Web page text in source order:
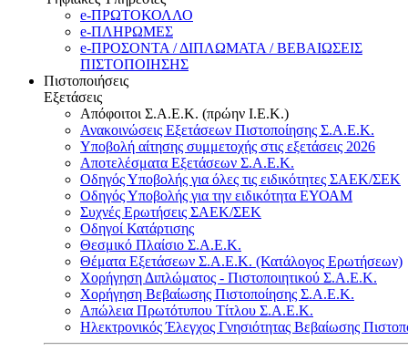
e-ΠΡΩΤΟΚΟΛΛΟ
e-ΠΛΗΡΩΜΕΣ
e-ΠΡΟΣΟΝΤΑ / ΔΙΠΛΩΜΑΤΑ / ΒΕΒΑΙΩΣΕΙΣ
ΠΙΣΤΟΠΟΙΗΣΗΣ
Πιστοποιήσεις
Εξετάσεις
Απόφοιτοι Σ.Α.Ε.Κ. (πρώην Ι.Ε.Κ.)
Ανακοινώσεις Εξετάσεων Πιστοποίησης Σ.Α.Ε.Κ.
Υποβολή αίτησης συμμετοχής στις εξετάσεις 2026
Αποτελέσματα Εξετάσεων Σ.Α.Ε.Κ.
Οδηγός Υποβολής για όλες τις ειδικότητες ΣΑΕΚ/ΣΕΚ
Οδηγός Υποβολής για την ειδικότητα ΕΥΟΑΜ
Συχνές Ερωτήσεις ΣΑΕΚ/ΣΕΚ
Οδηγοί Κατάρτισης
Θεσμικό Πλαίσιο Σ.Α.Ε.Κ.
Θέματα Εξετάσεων Σ.Α.Ε.Κ. (Κατάλογος Ερωτήσεων)
Χορήγηση Διπλώματος - Πιστοποιητικού Σ.Α.Ε.Κ.
Χορήγηση Βεβαίωσης Πιστοποίησης Σ.Α.Ε.Κ.
Απώλεια Πρωτότυπου Τίτλου Σ.Α.Ε.Κ.
Ηλεκτρονικός Έλεγχος Γνησιότητας Βεβαίωσης